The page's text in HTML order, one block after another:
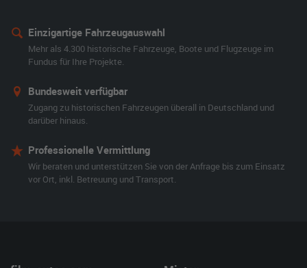
Einzigartige Fahrzeugauswahl
Mehr als 4.300 historische Fahrzeuge, Boote und Flugzeuge im
Fundus für Ihre Projekte.
Bundesweit verfügbar
Zugang zu historischen Fahrzeugen überall in Deutschland und
darüber hinaus.
Professionelle Vermittlung
Wir beraten und unterstützen Sie von der Anfrage bis zum Einsatz
vor Ort, inkl. Betreuung und Transport.